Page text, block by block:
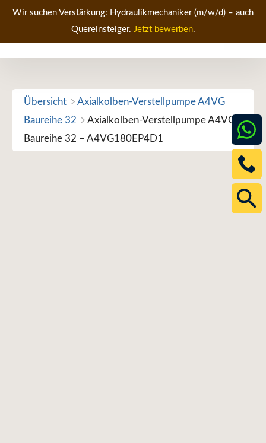
Zum
springen
Wir suchen Verstärkung: Hydraulikmechaniker (m/w/d) – auch
Quereinsteiger. Jetzt bewerben.
Übersicht
Axialkolben-Verstellpumpe A4VG
Baureihe 32
Axialkolben-Verstellpumpe A4VG
Baureihe 32 – A4VG180EP4D1